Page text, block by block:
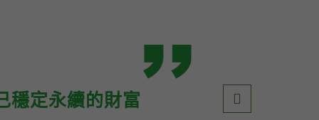
穩定永續的財富